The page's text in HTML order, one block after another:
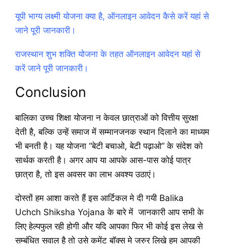
यूपी भाग्य लक्ष्मी योजना क्या है, ऑनलाइन आवेदन कैसे करें यहां से
जाने पूरी जानकारी।
राजस्थान शुभ शक्ति योजना के तहत ऑनलाइन आवेदन यहां से
करें जाने पूरी जानकारी।
Conclusion
बालिका उच्च शिक्षा योजना न केवल छात्राओं को वित्तीय सुरक्षा
देती है, बल्कि उन्हें समाज में सम्मानजनक स्थान दिलाने का माध्यम
भी बनती है। यह योजना “बेटी बचाओ, बेटी पढ़ाओ” के संदेश को
सार्थक करती है। अगर आप या आपके आस-पास कोई पात्र
छात्रा है, तो इस अवसर का लाभ अवश्य उठाएं।
दोस्तों हम आशा करते हैं इस आर्टिकल मे दी गयी Balika
Uchch Shiksha Yojana के बारे में जानकारी आप सभी के
लिए हेल्पफुल रही होगी और यदि आपका फिर भी कोई इस लेख से
सम्बंधित सवाल है तो उसे कमेंट बॉक्स मे जरुर लिखे हम आपकी